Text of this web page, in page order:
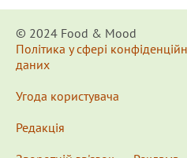
© 2024 Food & Мood
Політика у сфері
даних
Угода користувача
Редакція